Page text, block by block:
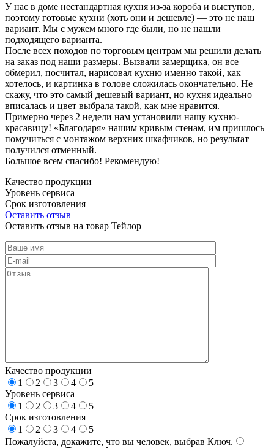
У нас в доме нестандартная кухня из-за короба и выступов,
поэтому готовые кухни (хоть они и дешевле) — это не наш
вариант. Мы с мужем много где были, но не нашли
подходящего варианта.
После всех походов по торговым центрам мы решили делать
на заказ под наши размеры. Вызвали замерщика, он все
обмерил, посчитал, нарисовал кухню именно такой, как
хотелось, и картинка в голове сложилась окончательно. Не
скажу, что это самый дешевый вариант, но кухня идеально
вписалась и цвет выбрала такой, как мне нравится.
Примерно через 2 недели нам установили нашу кухню-
красавицу! «Благодаря» нашим кривым стенам, им пришлось
помучиться с монтажом верхних шкафчиков, но результат
получился отменный.
Большое всем спасибо! Рекомендую!
Качество продукции
Уровень сервиса
Срок изготовления
Оставить отзыв
Оставить отзыв на товар Тейлор
Качество продукции
1
2 3 4
5
Уровень сервиса
1
2 3 4
5
Срок изготовления
1
2 3 4
5
Пожалуйста, докажите, что вы человек, выбрав Ключ.